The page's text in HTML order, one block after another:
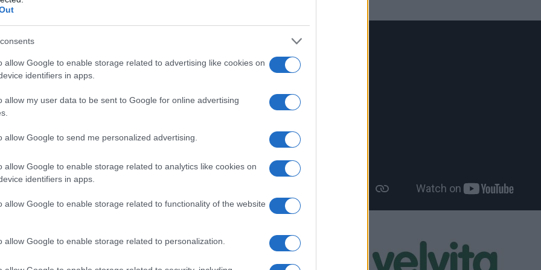
allow Google to enable storage related to advertising like cookies on
identifiers in apps.
allow my user data to be sent to Google for online advertising
allow Google to send me personalized advertising.
allow Google to enable storage related to analytics like cookies on
identifiers in apps.
allow Google to enable storage related to functionality of the website
allow Google to enable storage related to personalization.
απέστειλε προς τις μονές , μετά από συνεδρίασή της τη
ορίζει ότι δε θα επιτρέπονται οι επισκέψεις λαϊκών
εξαίρεση ελάχιστο αριθμό εργαζομένων και συνεργατών
Επίσης, απαγορεύεται η μετακίνησή τους πέραν της
ισχύει η πρόσκληση, προς άλλη μονή. Ακόμη, η έξοδος